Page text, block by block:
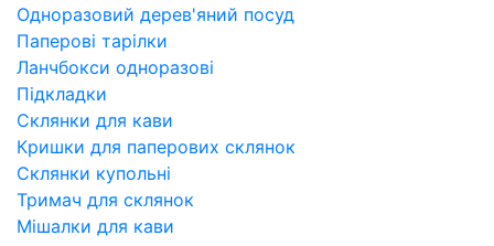
Одноразовий дерев'яний посуд
Паперові тарілки
Ланчбокси одноразові
Підкладки
Склянки для кави
Кришки для паперових склянок
Склянки купольні
Тримач для склянок
Мішалки для кави